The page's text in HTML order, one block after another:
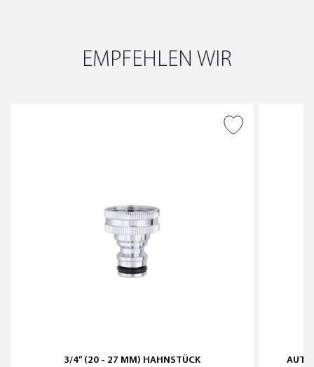
EMPFEHLEN WIR
3/4” (20 - 27 MM) HAHNSTÜCK